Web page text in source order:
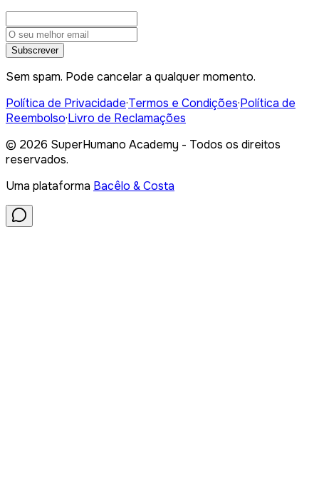
Subscrever
Sem spam. Pode cancelar a qualquer momento.
Política de Privacidade·Termos e Condições·Política de
Reembolso·Livro de Reclamações
© 2026 SuperHumano Academy - Todos os direitos
reservados.
Uma plataforma Bacêlo & Costa